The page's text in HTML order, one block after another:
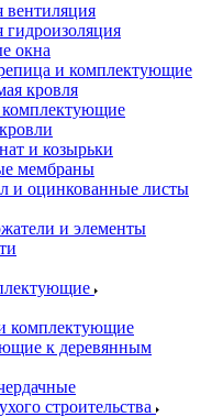
вентиляция
гидроизоляция
окна
и комплектующие
кровля
и козырьки
мембраны
и оцинкованные листы
и элементы
комплектующие
к деревянным
строительства